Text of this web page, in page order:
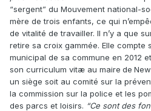
“sergent” du Mouvement national-
mère de trois enfants, ce qui
de vitalité de travailler. Il n’y a que
retire sa croix gammée. Elle compte
municipal de sa commune en 2012
son curriculum vitæ au maire de New
un siège soit au comité sur la
la commission sur la police et les
des parcs et loisirs. “Ce sont des